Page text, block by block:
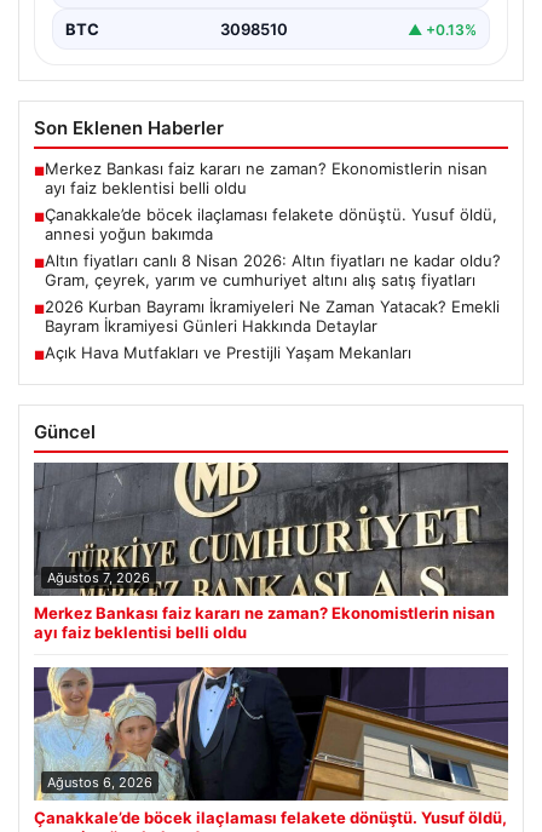
BTC 3098510 ▲ +0.13%
Son Eklenen Haberler
■Merkez Bankası faiz kararı ne zaman? Ekonomistlerin nisan
ayı faiz beklentisi belli oldu
■Çanakkale’de böcek ilaçlaması felakete dönüştü. Yusuf öldü,
annesi yoğun bakımda
■Altın fiyatları canlı 8 Nisan 2026: Altın fiyatları ne kadar oldu?
Gram, çeyrek, yarım ve cumhuriyet altını alış satış fiyatları
■2026 Kurban Bayramı İkramiyeleri Ne Zaman Yatacak? Emekli
Bayram İkramiyesi Günleri Hakkında Detaylar
■Açık Hava Mutfakları ve Prestijli Yaşam Mekanları
Güncel
Ağustos 7, 2026
Merkez Bankası faiz kararı ne zaman? Ekonomistlerin nisan
ayı faiz beklentisi belli oldu
Ağustos 6, 2026
Çanakkale’de böcek ilaçlaması felakete dönüştü. Yusuf öldü,